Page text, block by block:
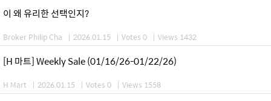
이 왜 유리한 선택인지?
Broker Philip Cha | 2026.01.15 | Votes 0 | Views 1432
[H 마트] Weekly Sale (01/16/26-01/22/26)
H Mart | 2026.01.15 | Votes 0 | Views 1558